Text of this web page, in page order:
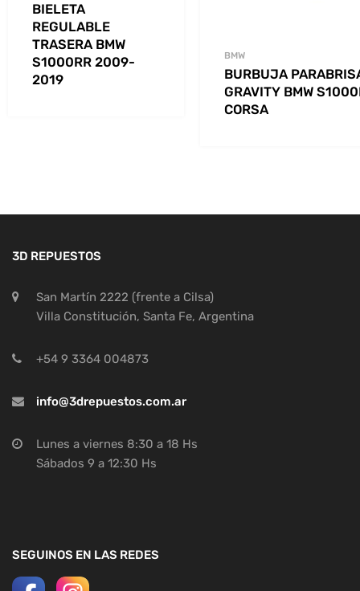
BIELETA
REGULABLE
TRASERA BMW
S1000RR 2009-
2019
BMW
BURBUJA
GRAVITY BMW
CORSA
3D REPUESTOS
San Martín 2222 (frente a Cilsa)
Villa Constitución, Santa Fe, Argentina
+54 9 3364 004873
info@3drepuestos.com.ar
Lunes a viernes 8:30 a 18 Hs
Sábados 9 a 12:30 Hs
SEGUINOS EN LAS REDES